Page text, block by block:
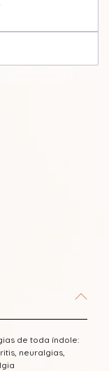
de toda índole:
neuralgias,